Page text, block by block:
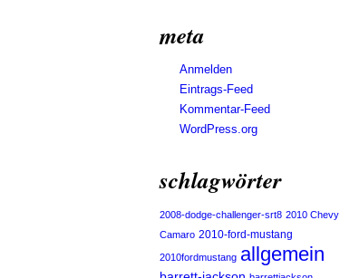
meta
Anmelden
Eintrags-Feed
Kommentar-Feed
WordPress.org
schlagwörter
2008-dodge-challenger-srt8 2010 Chevy
Camaro 2010-ford-mustang
2010fordmustang allgemein